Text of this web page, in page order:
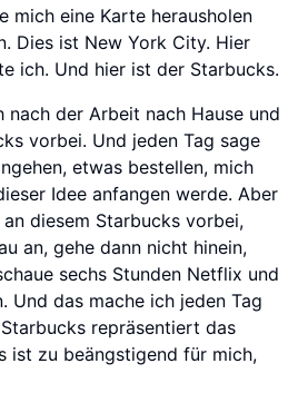
mich eine Karte herausholen
Dies ist New York City. Hier
ich. Und hier ist der Starbucks.
nach der Arbeit nach Hause und
vorbei. Und jeden Tag sage
etwas bestellen, mich
Idee anfangen werde. Aber
diesem Starbucks vorbei,
an, gehe dann nicht hinein,
sechs Stunden Netflix und
Und das mache ich jeden Tag
repräsentiert das
ist zu beängstigend für mich,